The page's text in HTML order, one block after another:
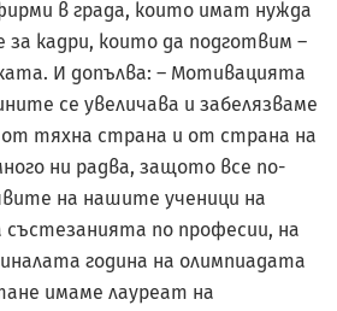
в града, които имат нужда
за кадри, които да подготвим –
И допълва: – Мотивацията
се увеличава и забелязваме
от тяхна страна и от страна на
ни радва, защото все по-
на нашите ученици на
състезанията по професии, на
година на олимпиадата
имаме лау­реат на